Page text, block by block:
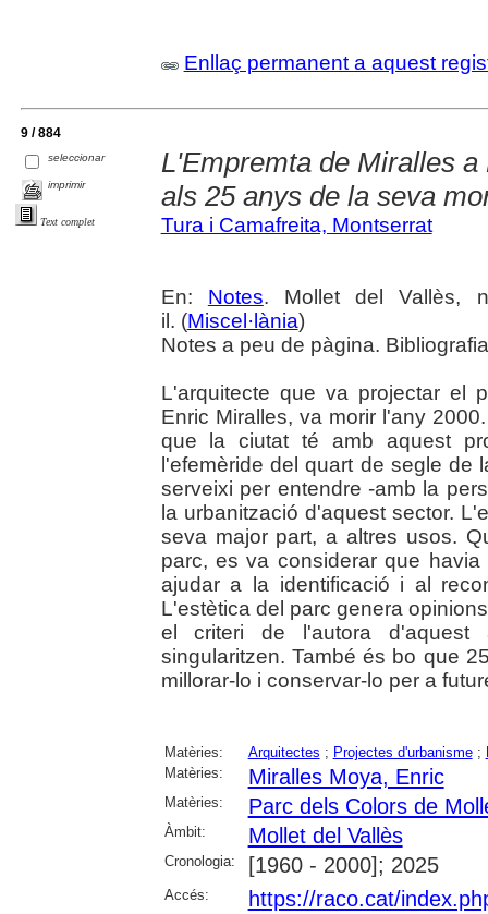
Enllaç permanent a aquest
9 / 884
seleccionar
imprimir
Text complet
L'Empremta de Miralles
als 25 anys de la seva
Tura i Camafreita, Montserrat
En: Notes. Mollet del Vallès,
il. (Miscel·lània)
Notes a peu de pàgina.
L'arquitecte que va projectar el
Enric Miralles, va morir l'any
que la ciutat té amb aquest
l'efemèride del quart de segle
serveixi per entendre -amb la
la urbanització d'aquest sector.
seva major part, a altres usos.
parc, es va considerar que
ajudar a la identificació i al
L'estètica del parc genera
el criteri de l'autora d'aquest
singularitzen. També és bo que
millorar-lo i conservar-lo per a
Matèries: Arquitectes ; Projectes d'urbanisme;
Matèries:
Miralles Moya, Enric
Matèries: Parc dels Colors de
Àmbit: Mollet del Vallès
Cronologia: [1960 - 2000]; 2025
Accés: https://raco.cat/